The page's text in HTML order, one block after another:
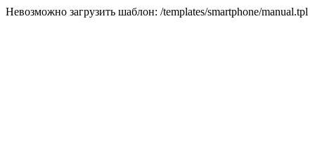
Невозможно загрузить шаблон: /templates/smartphone/manual.tpl